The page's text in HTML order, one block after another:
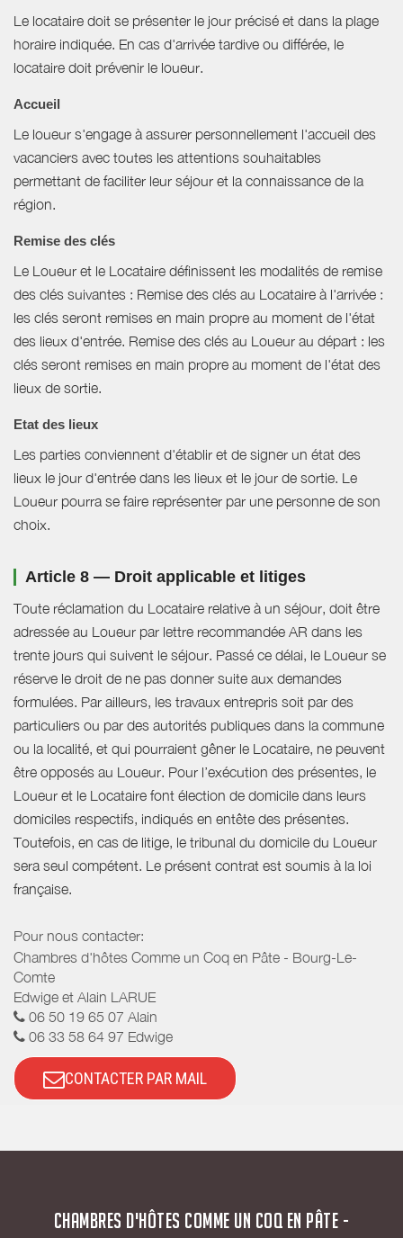
Le locataire doit se présenter le jour précisé et dans la plage
horaire indiquée. En cas d'arrivée tardive ou différée, le
locataire doit prévenir le loueur.
Accueil
Le loueur s'engage à assurer personnellement l'accueil des
vacanciers avec toutes les attentions souhaitables
permettant de faciliter leur séjour et la connaissance de la
région.
Remise des clés
Le Loueur et le Locataire définissent les modalités de remise
des clés suivantes : Remise des clés au Locataire à l'arrivée :
les clés seront remises en main propre au moment de l'état
des lieux d'entrée. Remise des clés au Loueur au départ : les
clés seront remises en main propre au moment de l'état des
lieux de sortie.
Etat des lieux
Les parties conviennent d'établir et de signer un état des
lieux le jour d'entrée dans les lieux et le jour de sortie. Le
Loueur pourra se faire représenter par une personne de son
choix.
Article 8 — Droit applicable et litiges
Toute réclamation du Locataire relative à un séjour, doit être
adressée au Loueur par lettre recommandée AR dans les
trente jours qui suivent le séjour. Passé ce délai, le Loueur se
réserve le droit de ne pas donner suite aux demandes
formulées. Par ailleurs, les travaux entrepris soit par des
particuliers ou par des autorités publiques dans la commune
ou la localité, et qui pourraient gêner le Locataire, ne peuvent
être opposés au Loueur. Pour l’exécution des présentes, le
Loueur et le Locataire font élection de domicile dans leurs
domiciles respectifs, indiqués en entête des présentes.
Toutefois, en cas de litige, le tribunal du domicile du Loueur
sera seul compétent. Le présent contrat est soumis à la loi
française.
Pour nous contacter:
Chambres d'hôtes Comme un Coq en Pâte - Bourg-Le-
Comte
Edwige et Alain LARUE
06 50 19 65 07 Alain
06 33 58 64 97 Edwige
CONTACTER PAR MAIL
CHAMBRES D'HÔTES COMME UN COQ EN PÂTE -